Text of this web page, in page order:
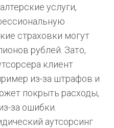
услуги,
страховки могут
рублей. Зато,
клиент
из-за штрафов и
покрыть расходы,
за ошибки.
аутсорсинг